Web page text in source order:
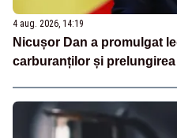
4 aug. 2026, 14:19
Nicușor Dan a promulgat
carburanților și